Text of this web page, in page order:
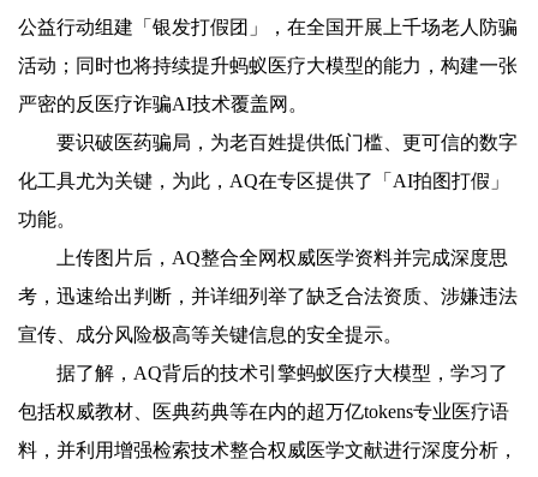
公益行动组建「银发打假团」，在全国开展上千场老人防骗
活动；同时也将持续提升蚂蚁医疗大模型的能力，构建一张
严密的反医疗诈骗AI技术覆盖网。
要识破医药骗局，为老百姓提供低门槛、更可信的数字
化工具尤为关键，为此，AQ在专区提供了「AI拍图打假」
功能。
上传图片后，AQ整合全网权威医学资料并完成深度思
考，迅速给出判断，并详细列举了缺乏合法资质、涉嫌违法
宣传、成分风险极高等关键信息的安全提示。
据了解，AQ背后的技术引擎蚂蚁医疗大模型，学习了
包括权威教材、医典药典等在内的超万亿tokens专业医疗语
料，并利用增强检索技术整合权威医学文献进行深度分析，